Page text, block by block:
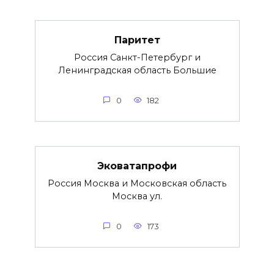
Паритет
Россия Санкт-Петербург и
Ленинградская область Большие
0 182
Эковатапрофи
Россия Москва и Московская область
Москва ул.
0 173